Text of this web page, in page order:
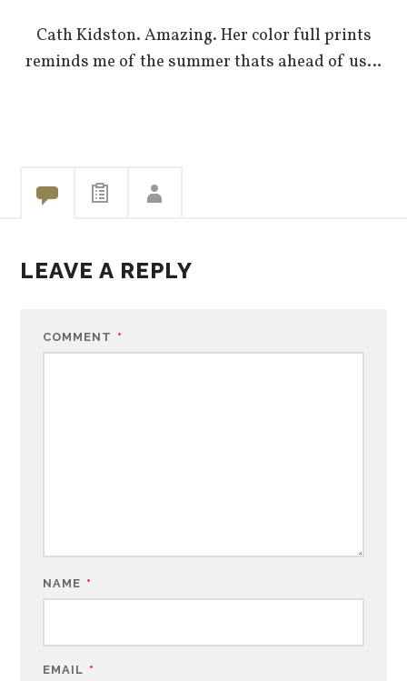
Cath Kidston. Amazing. Her color full prints
reminds me of the summer thats ahead of us…
LEAVE A REPLY
COMMENT *
NAME *
EMAIL *